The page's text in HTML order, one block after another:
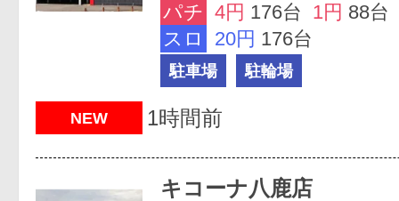
パチ 4円 176台 1円 88台
スロ
20円 176台
駐車場 駐輪場
NEW 1時間前
キコーナ八鹿店